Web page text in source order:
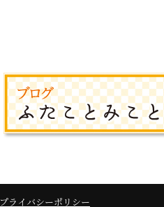
プライバシーポリシー